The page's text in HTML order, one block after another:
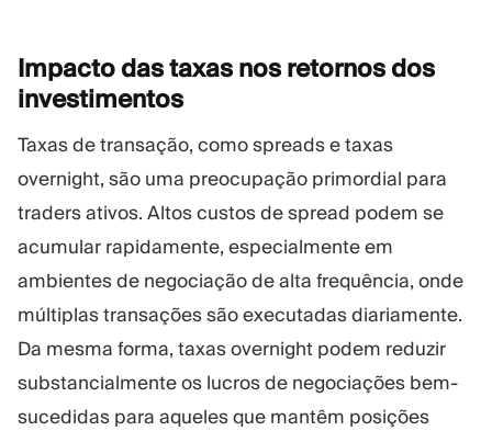
Impacto das taxas nos retornos dos
investimentos
Taxas de transação, como spreads e taxas
overnight, são uma preocupação primordial para
traders ativos. Altos custos de spread podem se
acumular rapidamente, especialmente em
ambientes de negociação de alta frequência, onde
múltiplas transações são executadas diariamente.
Da mesma forma, taxas overnight podem reduzir
substancialmente os lucros de negociações bem-
sucedidas para aqueles que mantêm posições